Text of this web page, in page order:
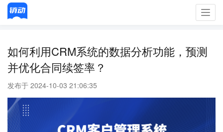
如何利用CRM系统的数据分析功能，预测
并优化合同续签率？
发布于 2024-10-03 21:06:35